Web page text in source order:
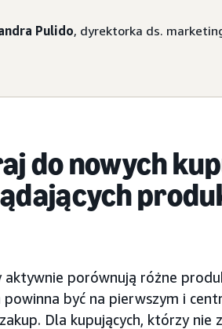
Pulido, dyrektorka ds.
do nowych
aktywnie porównują różne
być na pierwszym i
Dla kupujących, którzy nie